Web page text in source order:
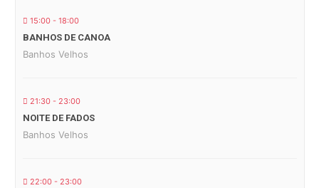
15:00 - 18:00
BANHOS DE CANOA
Banhos Velhos
21:30 - 23:00
NOITE DE FADOS
Banhos Velhos
22:00 - 23:00